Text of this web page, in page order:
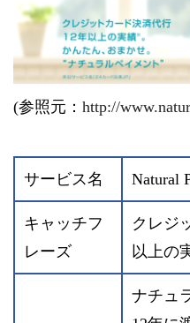
(参照元： http://
サービス名 Natural
キャッチフ
レーズ
クレジ
以上の
ナチュ